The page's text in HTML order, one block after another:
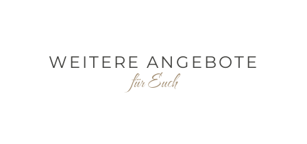
WEITERE ANGEBOTE
für Euch